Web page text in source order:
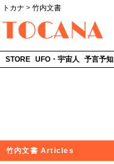
トカナ > 竹内文書
STORE UFO・宇宙人 予言予知
竹内文書 Articles